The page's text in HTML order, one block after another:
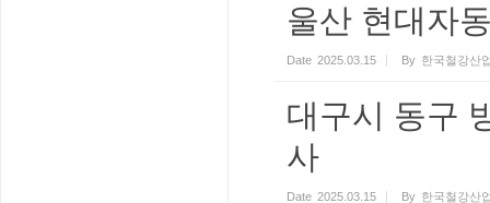
울산 현대자
Date 2025.03.15 By 한국철강산
대구시 동구
사
Date 2025.03.15 By 한국철강산